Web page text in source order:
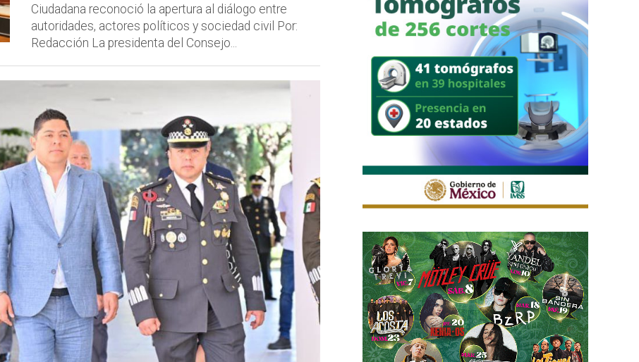
Ciudadana reconoció la apertura al diálogo entre
autoridades, actores políticos y sociedad civil Por:
Redacción La presidenta del Consejo...